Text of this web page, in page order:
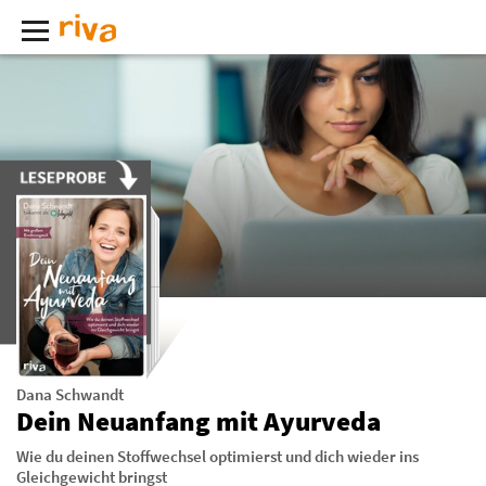
Dana Schwandt
Dein Neuanfang mit Ayurveda
Wie du deinen Stoffwechsel optimierst und dich wieder ins
Gleichgewicht bringst